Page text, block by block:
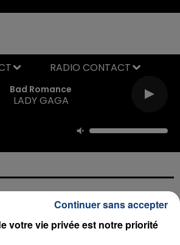
Bad Romance
LADY GAGA
RADIO CONTACT
votre vie privée est notre priorité
Continuer sans accepter